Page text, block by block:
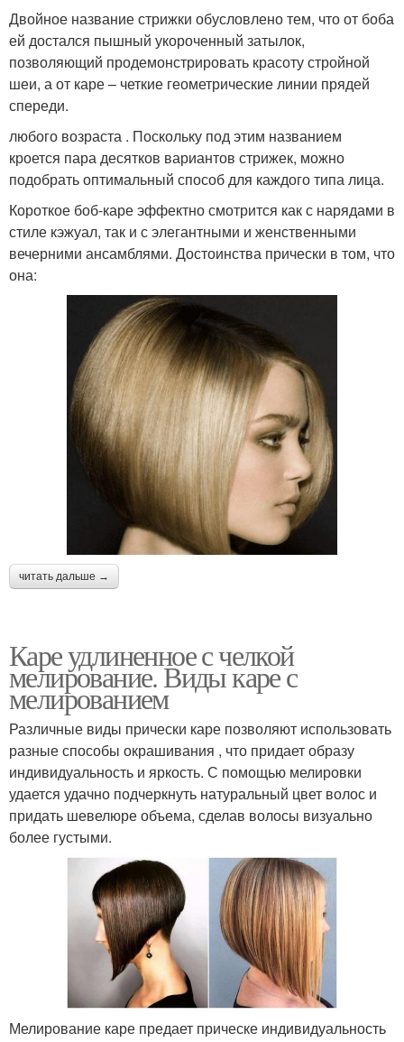
Двойное название стрижки обусловлено тем, что от боба
ей достался пышный укороченный затылок,
позволяющий продемонстрировать красоту стройной
шеи, а от каре – четкие геометрические линии прядей
спереди.
любого возраста . Поскольку под этим названием
кроется пара десятков вариантов стрижек, можно
подобрать оптимальный способ для каждого типа лица.
Короткое боб-каре эффектно смотрится как с нарядами в
стиле кэжуал, так и с элегантными и женственными
вечерними ансамблями. Достоинства прически в том, что
она:
читать дальше →
Каре удлиненное с челкой
мелирование. Виды каре с
мелированием
Различные виды прически каре позволяют использовать
разные способы окрашивания , что придает образу
индивидуальность и яркость. С помощью мелировки
удается удачно подчеркнуть натуральный цвет волос и
придать шевелюре объема, сделав волосы визуально
более густыми.
Мелирование каре предает прическе индивидуальность